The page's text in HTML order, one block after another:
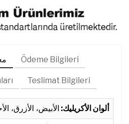
Ödeme Bilgileri
Teslimat Bilgileri
ألوان الأكريليك: الأبيض، الأزرق،